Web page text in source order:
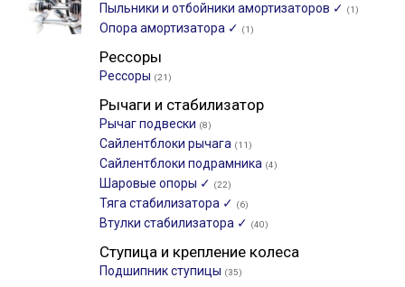
Пыльники и отбойники амортизаторов ✓ (1)
Опора амортизатора ✓ (1)
Рессоры
Рессоры (21)
Рычаги и стабилизатор
Рычаг подвески (8)
Сайлентблоки рычага (11)
Сайлентблоки подрамника (4)
Шаровые опоры ✓ (22)
Тяга стабилизатора ✓ (6)
Втулки стабилизатора ✓ (40)
Ступица и крепление колеса
Подшипник ступицы (35)